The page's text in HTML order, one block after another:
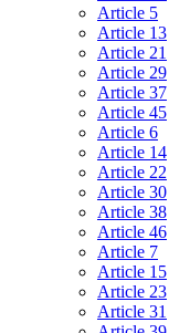
Article 5
Article 13
Article 21
Article 29
Article 37
Article 45
Article 6
Article 14
Article 22
Article 30
Article 38
Article 46
Article 7
Article 15
Article 23
Article 31